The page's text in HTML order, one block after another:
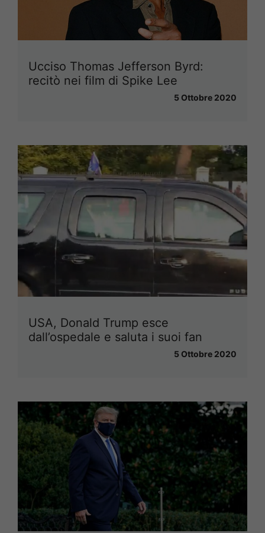
Ucciso Thomas Jefferson Byrd:
recitò nei film di Spike Lee
5 Ottobre 2020
USA, Donald Trump esce
dall’ospedale e saluta i suoi fan
5 Ottobre 2020